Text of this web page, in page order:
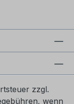
zzgl.
wenn